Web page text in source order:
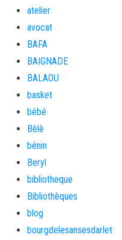
atelier
avocat
BAFA
BAIGNADE
BALAOU
basket
bébé
Bèlè
bénin
Beryl
bibliotheque
Bibliothèques
blog
bourgdelesansesdarlet